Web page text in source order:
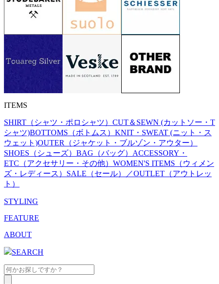
ITEMS
SHIRT（シャツ・ポロシャツ） CUT＆SEWN (カットソー・T
シャツ)BOTTOMS（ボトムス） KNIT・SWEAT (ニット・ス
ウェット)OUTER（ジャケット・ブルゾン・アウター）
SHOES（シューズ） BAG（バッグ） ACCESSORY・
ETC（アクセサリー・その他） WOMEN'S ITEMS（ウィメン
ズ・レディース） SALE（セール）／OUTLET（アウトレッ
ト）
STYLING
FEATURE
ABOUT
SEARCH